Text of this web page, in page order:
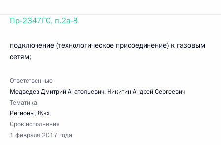
Пр-2347ГС, п.2а-8
подключение (технологическое присоединение) к газовым
сетям;
Ответственные
Медведев Дмитрий Анатольевич, Никитин Андрей Сергеевич
Тематика
Регионы,Жкх
Срок исполнения
1 февраля 2017 года